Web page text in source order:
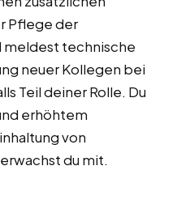
Pflege der
meldest technische
neuer Kollegen bei
Teil deiner Rolle. Du
erhöhtem
von
du mit.